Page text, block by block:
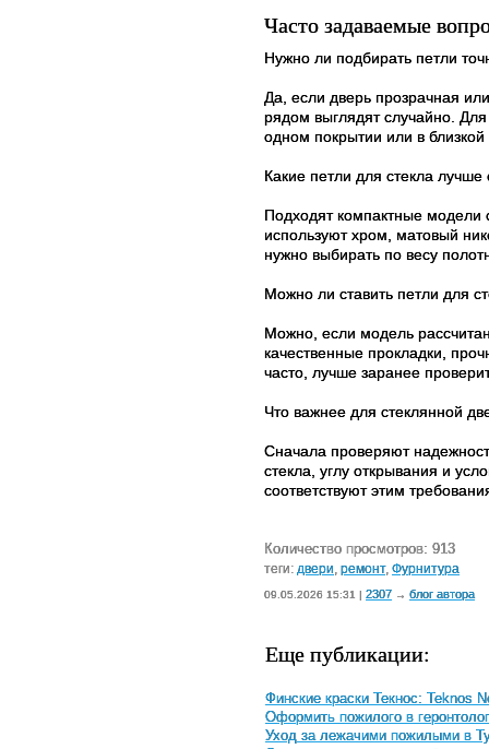
Часто задаваемые
Нужно ли подбирать петли
Да, если дверь прозрачная
рядом выглядят случайно.
одном покрытии или в
Какие петли для стекла
Подходят компактные модели
используют хром, матовый
нужно выбирать по весу
Можно ли ставить петли для
Можно, если модель
качественные прокладки,
часто, лучше заранее
Что важнее для стеклянной
Сначала проверяют
стекла, углу открывания и
соответствуют этим
Количество просмотров: 913
теги: двери ремонт, Фурнитура
09.05.2026 15:31 | 2307 → блог автора
Еще публикации:
Финские краски Текнос: Teknos
Оформить пожилого в
Уход за лежачими пожилыми в